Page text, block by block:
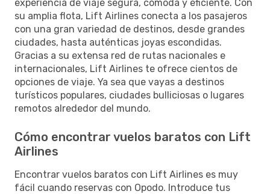
experiencia de viaje segura, cómoda y eficiente. Con
su amplia flota, Lift Airlines conecta a los pasajeros
con una gran variedad de destinos, desde grandes
ciudades, hasta auténticas joyas escondidas.
Gracias a su extensa red de rutas nacionales e
internacionales, Lift Airlines te ofrece cientos de
opciones de viaje. Ya sea que vayas a destinos
turísticos populares, ciudades bulliciosas o lugares
remotos alrededor del mundo.
Cómo encontrar vuelos baratos con Lift
Airlines
Encontrar vuelos baratos con Lift Airlines es muy
fácil cuando reservas con Opodo. Introduce tus